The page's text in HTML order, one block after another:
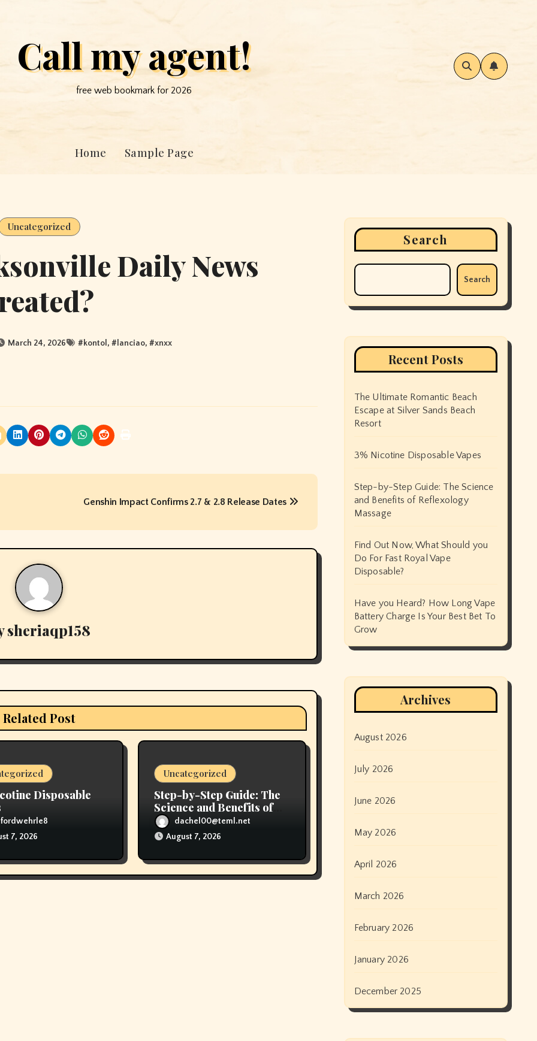
Call my agent!
free web bookmark for 2026
Home Sample Page
Uncategorized
Daily News
March 24, 2026 #kontol , # lanciao, #xnxx
Genshin Impact Confirms 2.7 & 2.8 Release Dates
sheriaqp158
Related Post
Disposable
7, 2026
Uncategorized
Step-by-Step Guide: The
Science and Benefits of
Reflexology Massage
dachel00@teml.net
August 7, 2026
Search
Search
Recent Posts
The Ultimate Romantic Beach
Escape at Silver Sands Beach
Resort
3% Nicotine Disposable Vapes
Step-by-Step Guide: The Science
and Benefits of Reflexology
Massage
Find Out Now, What Should you
Do For Fast Royal Vape
Disposable?
Have you Heard? How Long Vape
Battery Charge Is Your Best Bet To
Grow
Archives
August 2026
July 2026
June 2026
May 2026
April 2026
March 2026
February 2026
January 2026
December 2025